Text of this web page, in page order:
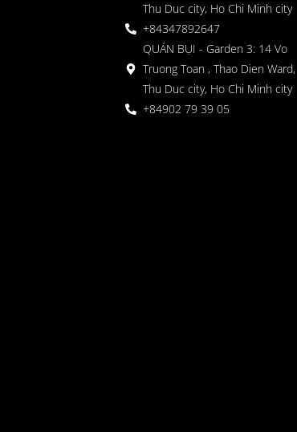
Thu Duc city, Ho Chi Minh city
+84347892647
QUÁN BỤI - Garden 3: 14 Vo
Truong Toan , Thao Dien Ward,
Thu Duc city, Ho Chi Minh city
+84902 79 39 05